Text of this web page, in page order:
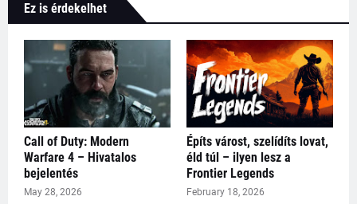
Ez is érdekelhet
Call of Duty: Modern
Warfare 4 – Hivatalos
bejelentés
May 28, 2026
Építs várost, szelídíts lovat,
éld túl – ilyen lesz a
Frontier Legends
February 18, 2026